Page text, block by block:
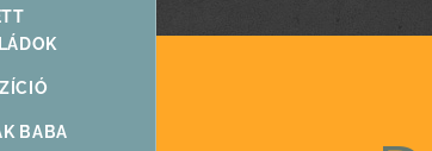
BABA